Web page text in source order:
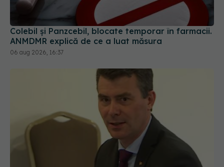
Colebil și Panzcebil, blocate temporar în farmacii.
ANMDMR explică de ce a luat măsura
06 aug 2026, 16:37